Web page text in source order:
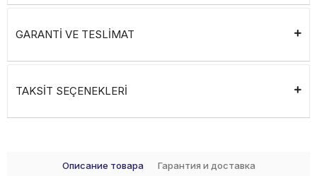
GARANTİ VE TESLİMAT
TAKSİT SEÇENEKLERİ
Описание товара Гарантия и доставка